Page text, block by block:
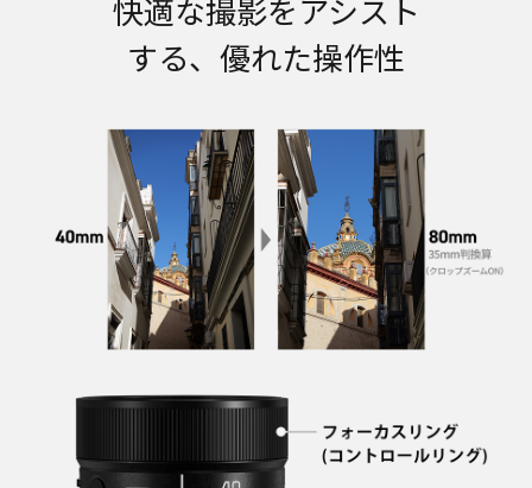
快適な撮影をアシスト
する、優れた操作性